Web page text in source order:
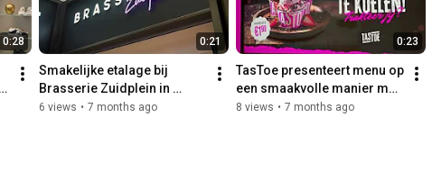
0:28 0:21
Smakelijke etalage bij
Brasserie Zuidplein in
Rotterdam!
6 views • 7 months ago
0:23
TasToe presenteert menu op
een smaakvolle manier met
Menu TV van Marketing in
8 views • 7 months ago